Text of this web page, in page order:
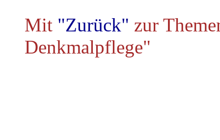
Mit "Zurück" zur
Denkmalpflege"